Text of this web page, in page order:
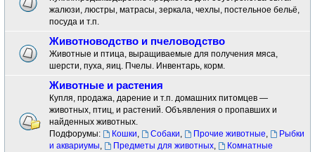
жалюзи, люстры, матрасы, зеркала, чехлы, постельное бельё,
посуда и т.п.
Животноводство и пчеловодство
Животные и птица, выращиваемые для получения мяса,
шерсти, пуха, яиц. Пчелы. Инвентарь, корм.
Животные и растения
Купля, продажа, дарение и т.п. домашних питомцев —
животных, птиц, и растений. Объявления о пропавших и
найденных животных.
Подфорумы:
Кошки, Собаки, Прочие животные,
Рыбки
и аквариумы, Предметы для животных,
Комнатные